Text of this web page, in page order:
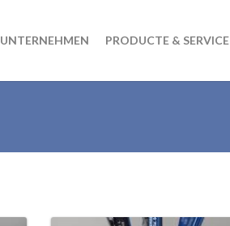
UNTERNEHMEN PRODUCTE & SERVICE